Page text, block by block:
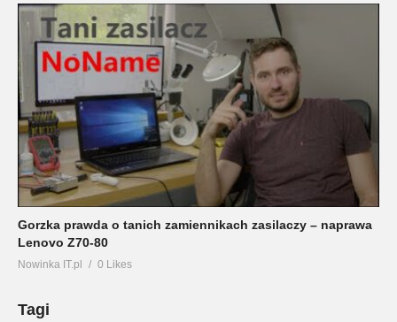
Gorzka prawda o tanich zamiennikach zasilaczy – naprawa
Lenovo Z70-80
Nowinka IT.pl 0 Likes
Tagi